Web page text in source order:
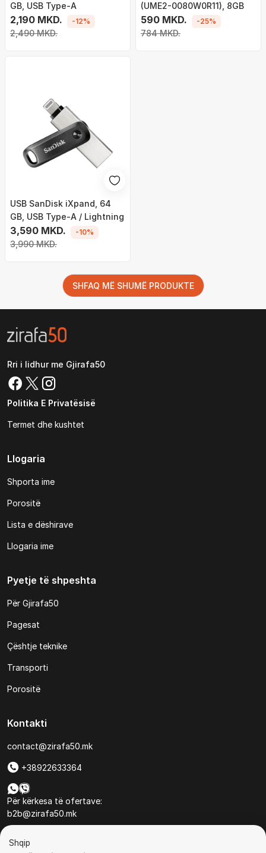
GB, USB Type-A
2,190 MKD.
2,490 MKD.
-12%
(UME2-0080W0R11), 8GB
590 MKD.
784 MKD.
-25%
USB SanDisk iXpand, 64
GB, USB Type-A / Lightning
3,590 MKD.
3,990 MKD.
-10%
SHFAQ MË SHUMË PRODUKTE
Rri i lidhur me Gjirafa50
Politika E Privatësisë
Termet dhe kushtet
Llogaria
Shporta ime
Porositë
Lista e dëshirave
Llogaria ime
Pyetje të shpeshta
Për Gjirafa50
Pagesat
Çështje teknike
Transporti
Porositë
Kontakti
contact@zirafa50.mk
+38922633364
Për kërkesa të ofertave:
b2b@zirafa50.mk
Shqip